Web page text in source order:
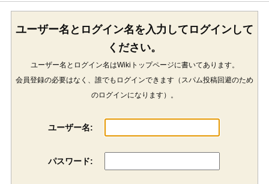
ユーザー名とログイン名を入力してログインして
ください。
ユーザー名とログイン名はWikiトップページに書いてあります。
会員登録の必要はなく、誰でもログインできます（スパム投稿回避のため
のログインになります）。
ユーザー名:
パスワード: